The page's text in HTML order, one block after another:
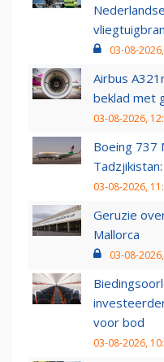
03-08-
Airbus
beklad met
03-08-2026,
Boeing 737
03-08-2026,
Geruzie
Mallorca
03-08-
voor bod
03-08-2026,